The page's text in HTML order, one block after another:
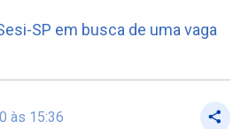
SP em busca de uma vaga
às 15:36